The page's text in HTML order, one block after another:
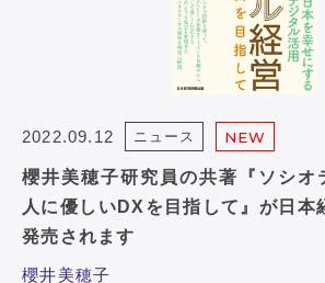
2022.09.12 ニュース NEW
櫻井美穂子研究員の共著『ソシオ
人に優しいDXを目指して』が日本
発売されます
櫻井美穂子